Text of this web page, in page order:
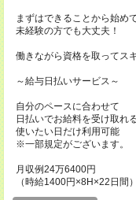
まずはできることから始め
未経験の方でも大丈夫！
働きながら資格を取ってス
～給与日払いサービス～
自分のペースに合わせて
日払いでお給料を受け取れ
使いたい日だけ利用可能
※一部規定がございます。
月収例24万6400円
（時給1400円×8H×22日間）